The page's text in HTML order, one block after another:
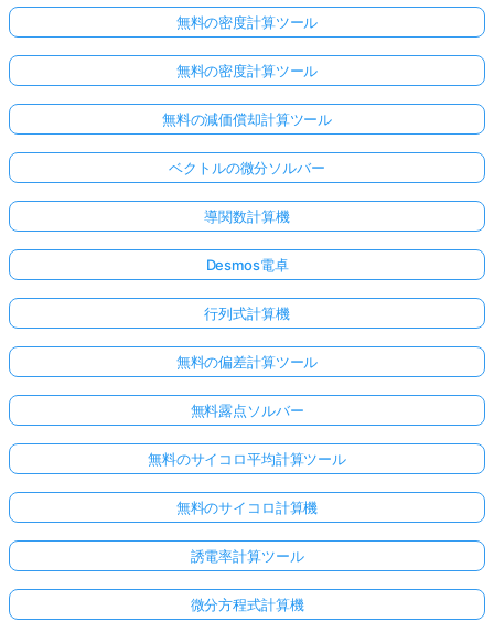
無料の密度計算ツール
無料の密度計算ツール
無料の減価償却計算ツール
ベクトルの微分ソルバー
導関数計算機
Desmos電卓
行列式計算機
無料の偏差計算ツール
無料露点ソルバー
無料のサイコロ平均計算ツール
無料のサイコロ計算機
誘電率計算ツール
微分方程式計算機